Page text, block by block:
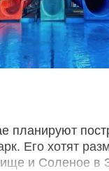
планируют
Его хотят
и Соленое в